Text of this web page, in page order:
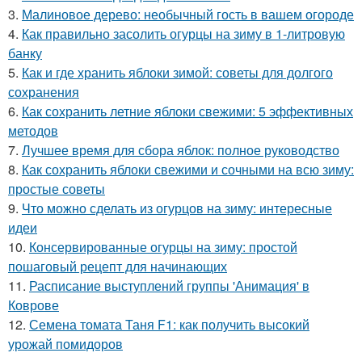
3. Малиновое дерево: необычный гость в вашем огороде
4. Как правильно засолить огурцы на зиму в 1-литровую
банку
5. Как и где хранить яблоки зимой: советы для долгого
сохранения
6. Как сохранить летние яблоки свежими: 5 эффективных
методов
7. Лучшее время для сбора яблок: полное руководство
8. Как сохранить яблоки свежими и сочными на всю зиму:
простые советы
9. Что можно сделать из огурцов на зиму: интересные
идеи
10. Консервированные огурцы на зиму: простой
пошаговый рецепт для начинающих
11. Расписание выступлений группы 'Анимация' в
Коврове
12. Семена томата Таня F1: как получить высокий
урожай помидоров